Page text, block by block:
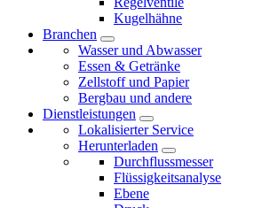
Kugelhähne
Branchen
Wasser und Abwasser
Essen & Getränke
Zellstoff und Papier
Bergbau und andere
Dienstleistungen
Lokalisierter Service
Herunterladen
Durchflussmesser
Flüssigkeitsanalyse
Ebene